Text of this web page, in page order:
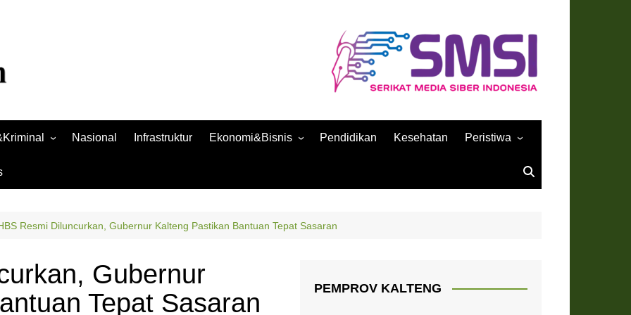
Nasional Infrastruktur Ekonomi&Bisnis
Ekonomi
Pendidikan Kesehatan Peristiwa
Resmi Diluncurkan, Gubernur Kalteng Pastikan Bantuan Tepat Sasaran
Gubernur
Tepat Sasaran
PEMPROV KALTENG